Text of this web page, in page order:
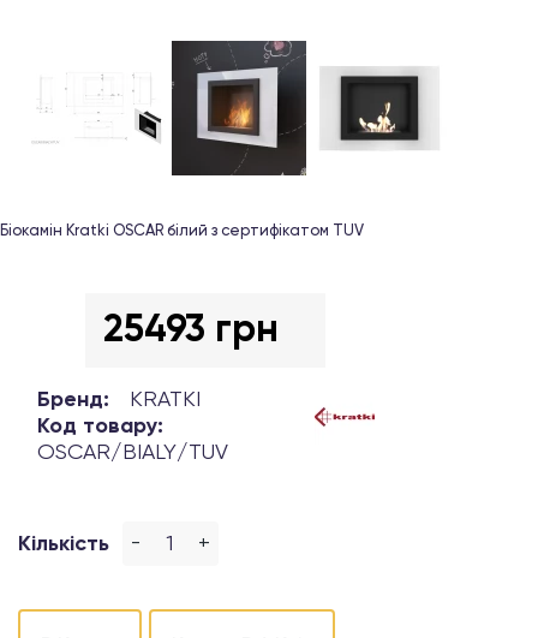
Біокамін Kratki OSCAR білий з сертифікатом TUV
25493 грн
Бренд:
KRATKI
Код товару:
OSCAR/BIALY/TUV
Кількість - +